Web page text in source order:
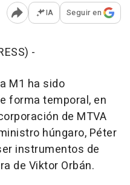
Abrir opciones para
IA Seguir en
-
M1 ha sido
forma temporal, en
de MTVA
húngaro, Péter
instrumentos de
de Viktor Orbán.